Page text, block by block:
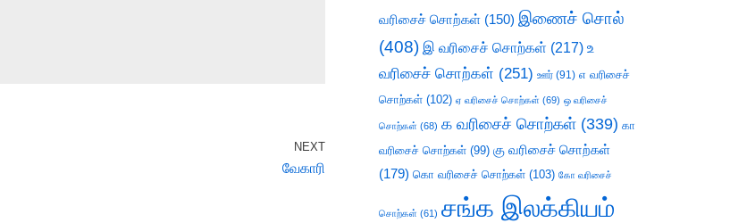
NEXT
வேகாரி
வரிசைச் சொற்கள் (150) இணைச் சொல்
(408) இ வரிசைச் சொற்கள் (217) உ
வரிசைச் சொற்கள் (251) ஊர் (91) எ வரிசைச்
சொற்கள் (102) ஏ வரிசைச் சொற்கள் (69) ஒ வரிசைச்
சொற்கள் (68) க வரிசைச் சொற்கள் (339) கா
வரிசைச் சொற்கள் (99) கு வரிசைச் சொற்கள்
(179) கொ வரிசைச் சொற்கள் (103) கோ வரிசைச்
சொற்கள் (61) சங்க இலக்கியம்